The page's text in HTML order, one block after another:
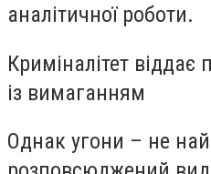
аналітичної роботи.
Криміналітет віддає
із вимаганням
Однак угони – не